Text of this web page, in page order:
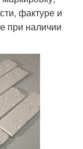
фактуре и
при наличии